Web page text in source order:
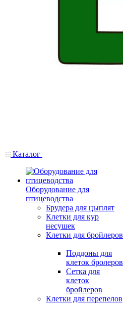
Каталог
Оборудование для
птицеводства
Брудера для цыплят
Клетки для кур
несушек
Клетки для бройлеров
Поддоны для
клеток бролеров
Сетка для
клеток
бройлеров
Клетки для перепелов